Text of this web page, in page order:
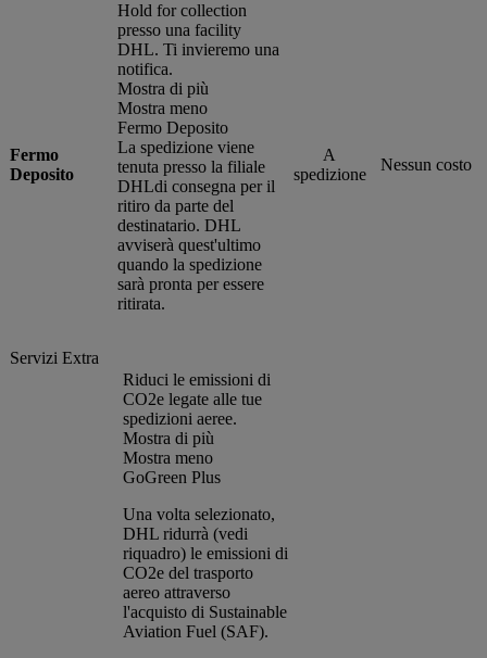
Fermo
Deposito
Hold for collection
presso una facility
DHL. Ti invieremo una
notifica.
Mostra di più
Mostra meno
Fermo Deposito
La spedizione viene
tenuta presso la filiale
DHLdi consegna per il
ritiro da parte del
destinatario. DHL
avviserà quest'ultimo
quando la spedizione
sarà pronta per essere
ritirata.
A
spedizione
Nessun costo
Servizi Extra
Riduci le emissioni di
CO2e legate alle tue
spedizioni aeree.
Mostra di più
Mostra meno
GoGreen Plus
Una volta selezionato,
DHL ridurrà (vedi
riquadro) le emissioni di
CO2e del trasporto
aereo attraverso
l'acquisto di Sustainable
Aviation Fuel (SAF).